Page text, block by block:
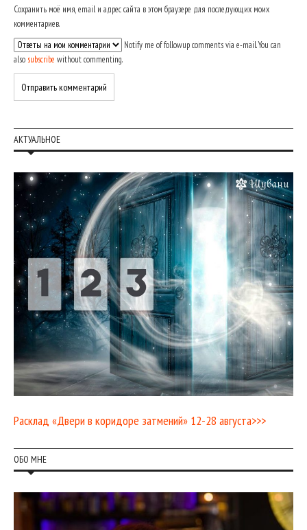
Сохранить моё имя, email и адрес сайта в этом браузере для последующих моих
комментариев.
Notify me of followup comments via e-mail. You can
also subscribe without commenting.
АКТУАЛЬНОЕ
Расклад «Двери в коридоре затмений» 12-28 августа>>>
ОБО МНЕ